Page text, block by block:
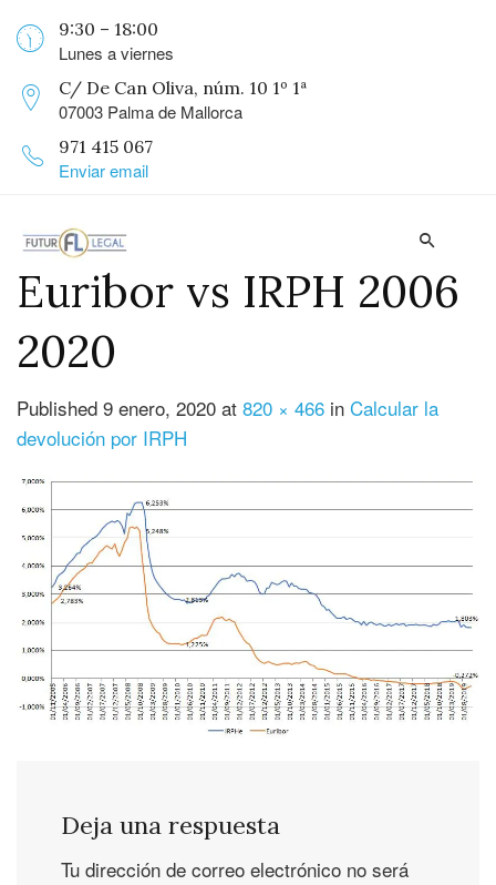
9:30 – 18:00
Lunes a viernes
C/ De Can Oliva, núm. 10 1º 1ª
07003 Palma de Mallorca
971 415 067
Enviar email
Euribor vs IRPH 2006
2020
Published 9 enero, 2020 at 820 × 466 in Calcular la
devolución por IRPH
Deja una respuesta
Tu dirección de correo electrónico no será